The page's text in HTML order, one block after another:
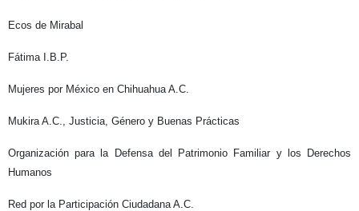
Ecos de Mirabal
Fátima I.B.P.
Mujeres por México en Chihuahua A.C.
Mukira A.C., Justicia, Género y Buenas Prácticas
Organización para la Defensa del Patrimonio Familiar y los Derechos
Humanos
Red por la Participación Ciudadana A.C.